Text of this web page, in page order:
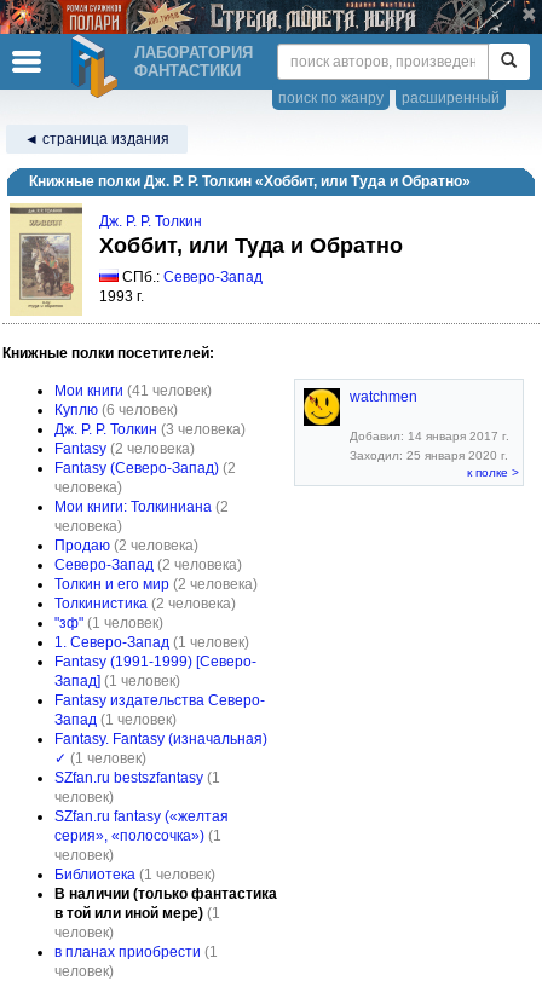
ЛАБОРАТОРИЯ
ФАНТАСТИКИ
расширенный
поиск по жанру
◄ страница издания
Книжные полки Дж. Р. Р. Толкин «Хоббит, или Туда и Обратно»
Дж. Р. Р. Толкин
Хоббит, или Туда и Обратно
СПб.: Северо-Запад
1993 г.
Книжные полки посетителей:
Мои книги (41 человек)
Куплю (6 человек)
Дж. Р. Р. Толкин (3 человека)
Fantasy (2 человека)
Fantasy (Северо-Запад) (2
человека)
Мои книги: Толкиниана (2
человека)
Продаю (2 человека)
Северо-Запад (2 человека)
Толкин и его мир (2 человека)
Толкинистика (2 человека)
"зф" (1 человек)
1. Северо-Запад (1 человек)
Fantasy (1991-1999) [Северо-
Запад] (1 человек)
Fantasy издательства Северо-
Запад (1 человек)
Fantasy. Fantasy (изначальная)
✓ (1 человек)
SZfan.ru bestszfantasy (1
человек)
SZfan.ru fantasy («желтая
серия», «полосочка») (1
человек)
Библиотека (1 человек)
В наличии (только фантастика
в той или иной мере) (1
человек)
в планах приобрести (1
человек)
watchmen
Добавил: 14 января 2017 г.
Заходил: 25 января 2020 г.
к полке >